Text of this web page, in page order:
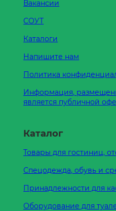
Вакансии
СОУТ
Каталоги
Напишите нам
Политика
Информация,
является публичной
Каталог
Товары для гостиниц,
Спецодежда, обувь и
Принадлежности для
Оборудование для